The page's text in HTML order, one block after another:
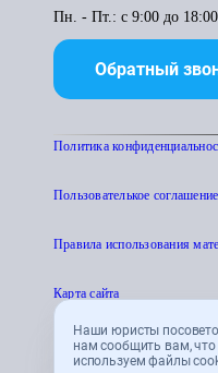
Наши юристы
нам сообщить вам,
используем файлы
Пн. - Пт.: с 9:00 до 18:00
Обратный
Политика
Пользователькое соглашение
Правила использования
Карта сайта
© 1995 - 2026 «ЦЕНТР
CENTRATTEK.RU